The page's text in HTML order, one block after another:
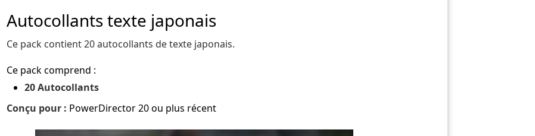
Autocollants texte japonais
Ce pack contient 20 autocollants de texte japonais.
Ce pack comprend :
20 Autocollants
Conçu pour : PowerDirector 20 ou plus récent